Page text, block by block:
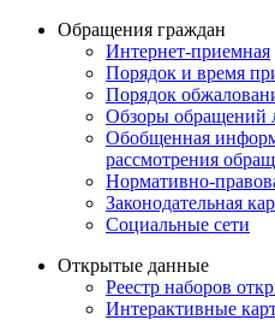
Обращения граждан
Интернет-приемная
Порядок и время
Порядок
Обзоры обращений
Обобщенная
рассмотрения
Нормативно-
Законодательная
Социальные сети
Открытые данные
Реестр наборов
Интерактивные